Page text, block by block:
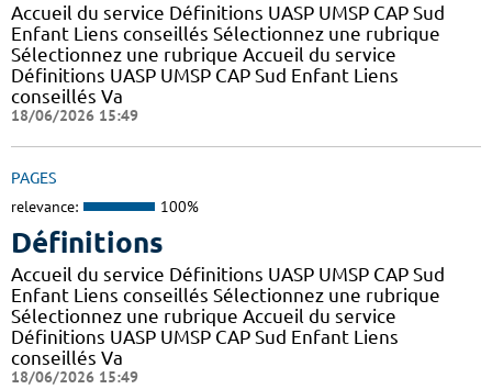
Accueil du service Définitions UASP UMSP CAP Sud
Enfant Liens conseillés Sélectionnez une rubrique
Sélectionnez une rubrique Accueil du service
Définitions UASP UMSP CAP Sud Enfant Liens
conseillés Va
18/06/2026 15:49
PAGES
relevance: 100%
Définitions
Accueil du service Définitions UASP UMSP CAP Sud
Enfant Liens conseillés Sélectionnez une rubrique
Sélectionnez une rubrique Accueil du service
Définitions UASP UMSP CAP Sud Enfant Liens
conseillés Va
18/06/2026 15:49